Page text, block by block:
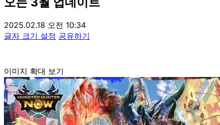
2025.02.18 오전 10:34
글자 크기 설정 공유하기
이미지 확대 보기